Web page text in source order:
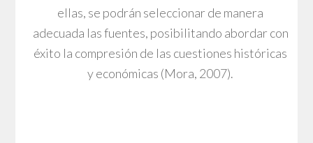
ellas, se podrán seleccionar de manera
adecuada las fuentes, posibilitando abordar con
éxito la compresión de las cuestiones históricas
y económicas (Mora, 2007).